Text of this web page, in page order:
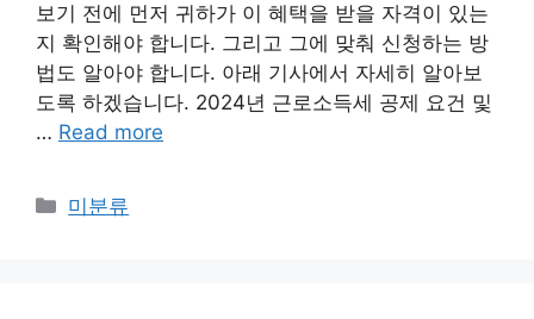
보기 전에 먼저 귀하가 이 혜택을 받을 자격이 있는
지 확인해야 합니다. 그리고 그에 맞춰 신청하는 방
법도 알아야 합니다. 아래 기사에서 자세히 알아보
도록 하겠습니다. 2024년 근로소득세 공제 요건 및
… Read more
Categories
미분류